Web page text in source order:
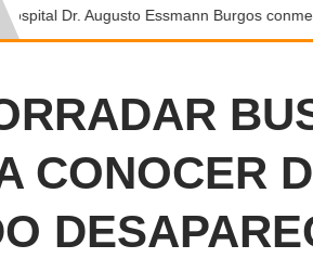
Dr. Augusto Essmann Burgos
CONOCER